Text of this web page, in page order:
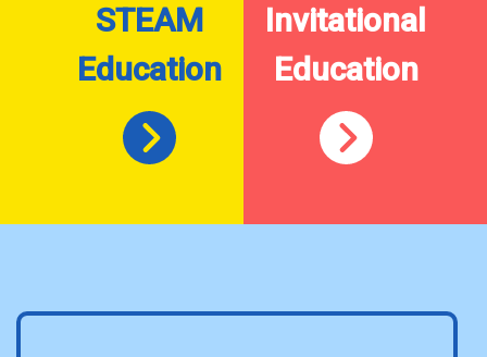
STEAM
Education
Invitational
Education